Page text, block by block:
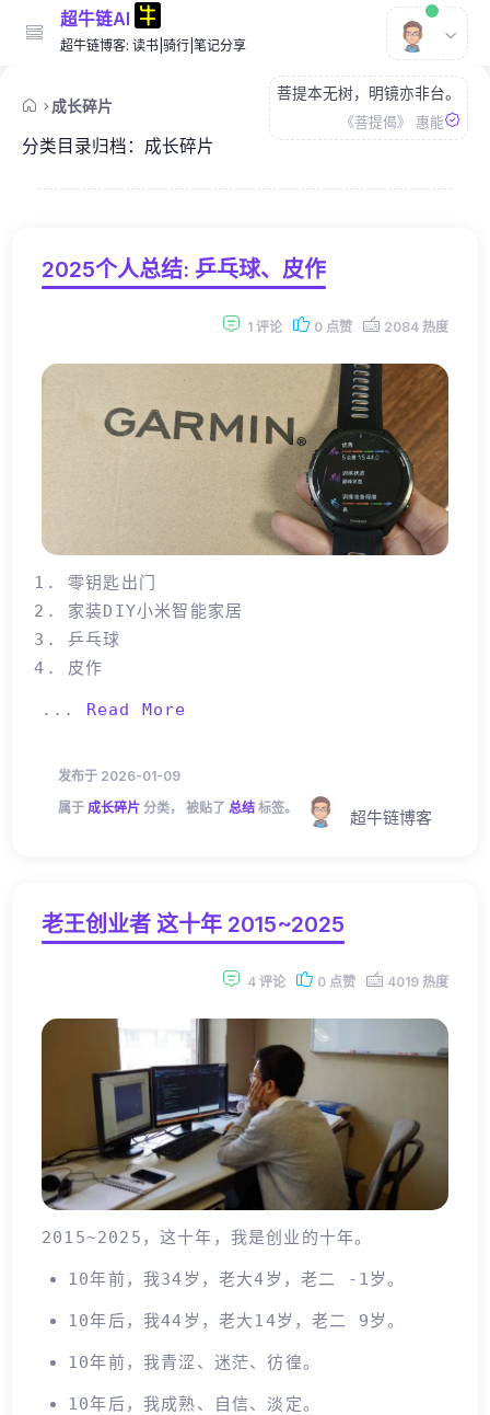
超牛链AI
超牛链博客: 读书|骑行|笔记分享
成长碎片
菩提本无树，明镜亦非台。
《菩提偈》 惠能
分类目录归档： 成长碎片
2025个人总结: 乒乓球、皮作
1 评论 0 点赞 2084 热度
零钥匙出门
家装DIY小米智能家居
乒乓球
皮作
... Read More
发布于 2026-01-09
属于 成长碎片 分类， 被贴了 总结 标签。 超牛链博客
老王创业者 这十年 2015~2025
4 评论 0 点赞 4019 热度
2015~2025，这十年，我是创业的十年。
10年前，我34岁，老大4岁，老二 -1岁。
10年后，我44岁，老大14岁，老二 9岁。
10年前，我青涩、迷茫、彷徨。
10年后，我成熟、自信、淡定。